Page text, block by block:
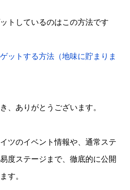
トしているのはこの方法です
ットする方法（地味に貯まりま
、ありがとうございます。
ツのイベント情報や、通常ステ
度ステージまで、徹底的に公開
す。